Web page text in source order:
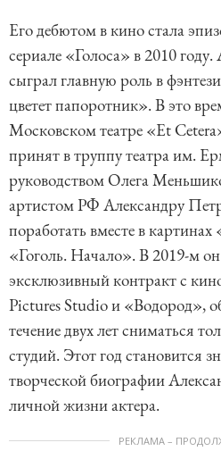
Его дебютом в кино стала
сериале «Голоса» в 2010 году.
сыграл главную роль в
цветет папоротник». В это
Московском театре «Et
принят в труппу театра им.
руководством Олега
артистом РФ Александру
поработать вместе в
«Гоголь. Начало». В 2019-м
эксклюзивный контракт с
Pictures Studio и «Водород»,
течение двух лет сниматься
студий. Этот год становится
творческой биографии
личной жизни актера.
РЕКЛАМА –